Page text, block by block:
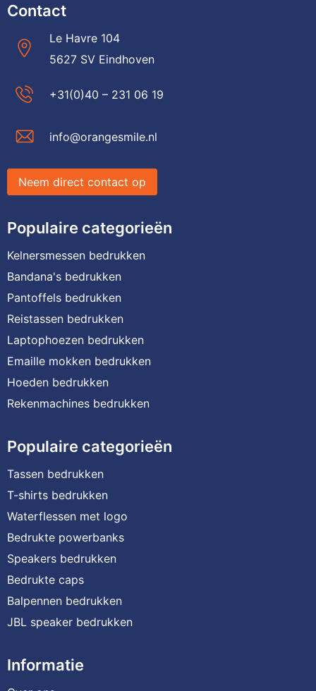
Contact
Le Havre 104
5627 SV Eindhoven
+31(0)40 – 231 06 19
info@orangesmile.nl
Neem direct contact op
Populaire categorieën
Kelnersmessen bedrukken
Bandana's bedrukken
Pantoffels bedrukken
Reistassen bedrukken
Laptophoezen bedrukken
Emaille mokken bedrukken
Hoeden bedrukken
Rekenmachines bedrukken
Populaire categorieën
Tassen bedrukken
T-shirts bedrukken
Waterflessen met logo
Bedrukte powerbanks
Speakers bedrukken
Bedrukte caps
Balpennen bedrukken
JBL speaker bedrukken
Informatie